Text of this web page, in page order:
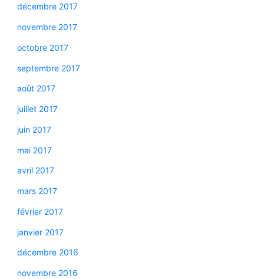
décembre 2017
novembre 2017
octobre 2017
septembre 2017
août 2017
juillet 2017
juin 2017
mai 2017
avril 2017
mars 2017
février 2017
janvier 2017
décembre 2016
novembre 2016